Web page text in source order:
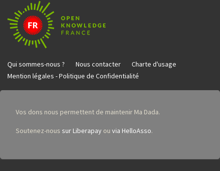
Qui sommes-nous ? Nous contacter
Charte d'usage
Mention légales - Politique de Confidentialité
Vos dons nous permettent de maintenir Ma Dada.
Soutenez-nous sur Liberapay ou via HelloAsso.